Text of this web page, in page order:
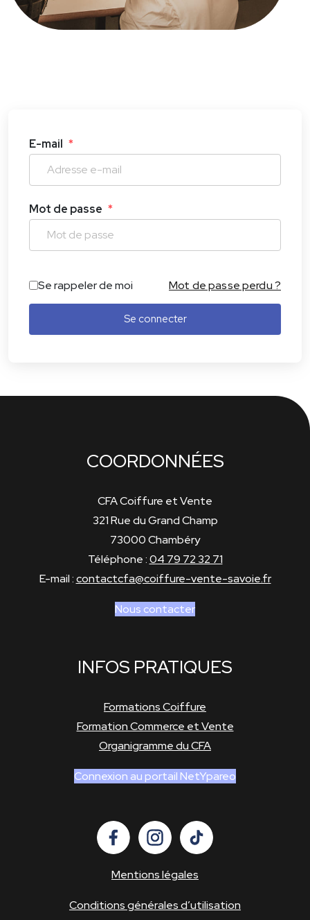
E-mail *
Mot de passe *
Se rappeler de moi Mot de passe perdu ?
Se connecter
COORDONNÉES
CFA Coiffure et Vente
321 Rue du Grand Champ
73000 Chambéry
Téléphone :04 79 72 32 71
E-mail :contactcfa@coiffure-vente-savoie.fr
Nous contacter
INFOS PRATIQUES
Formations Coiffure
Formation Commerce et Vente
Organigramme du CFA
Connexion au portail NetYpareo
Mentions légales
Conditions générales d’utilisation